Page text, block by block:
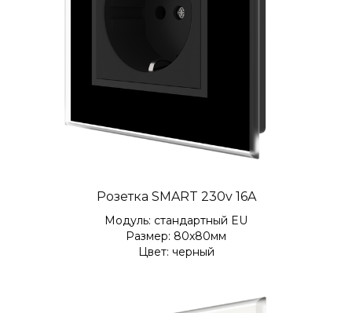
Розетка SMART 230v 16A
Модуль: стандартный EU
Размер: 80х80мм
Цвет: черный